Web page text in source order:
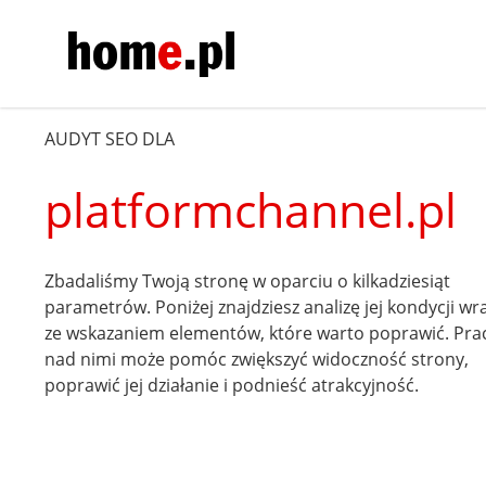
AUDYT SEO DLA
platformchannel.pl
Zbadaliśmy Twoją stronę w oparciu o kilkadziesiąt
parametrów. Poniżej znajdziesz analizę jej kondycji
ze wskazaniem elementów, które warto poprawić.
nad nimi może pomóc zwiększyć widoczność strony,
poprawić jej działanie i podnieść atrakcyjność.